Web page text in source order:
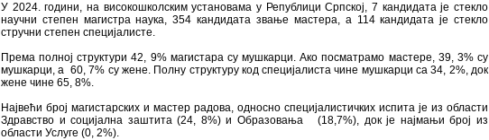
У 2024. години, на високошколским установама у Републици Српској, 7 кандидата је стекло
научни степен магистра наука, 354 кандидата звање мастера, а 114 кандидата је стекло
стручни степен специјалисте.
Према полној структури 42, 9% магистара су мушкарци. Ако посматрамо мастере, 39, 3% су
мушкарци, а 60, 7% су жене. Полну структуру код специјалиста чине мушкарци са 34, 2%, док
жене чине 65, 8%.
Највећи број магистарских и мастер радова, односно специјалистичких испита је из области
Здравство и социјална заштита (24, 8%) и Образовања (18,7%), док је најмањи број из
области Услуге (0, 2%).